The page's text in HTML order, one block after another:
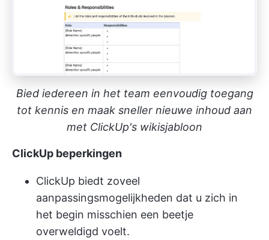
Bied iedereen in het team eenvoudig toegang
tot kennis en maak sneller nieuwe inhoud aan
met ClickUp's wikisjabloon
ClickUp beperkingen
ClickUp biedt zoveel
aanpassingsmogelijkheden dat u zich in
het begin misschien een beetje
overweldigd voelt.